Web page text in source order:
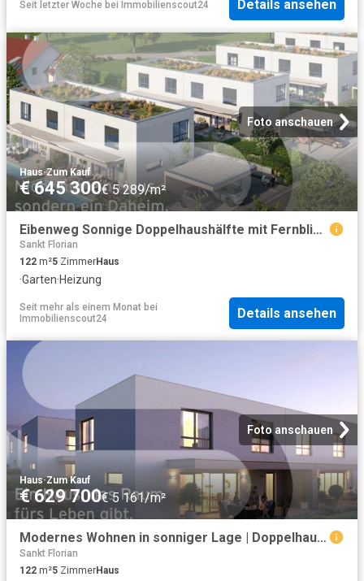
Seit letzter Woche bei Immobilienscout24 Details ansehen
Foto anschauen
Haus·Zum Kauf
€ 645 300€ 5 289/m²
Eibenweg Sonnige Doppelhaushälfte mit Fernblick | DH2
Sankt Florian
122 m²5 ZimmerHaus
·Garten·Heizung
Seit mehr als einem Monat bei
Immobilienscout24
Details ansehen
Foto anschauen
Haus·Zum Kauf
€ 629 700€ 5 161/m²
Modernes Wohnen in sonniger Lage | Doppelhaushälfte in Pasching Thurnharting | DH1
Sankt Florian
122 m²5 ZimmerHaus